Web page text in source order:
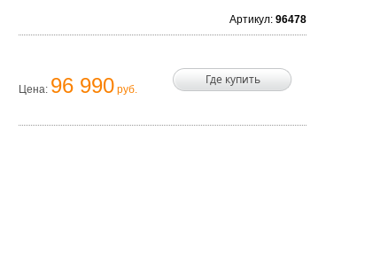
Артикул: 96478
Цена: 96 990 руб.
Где купить